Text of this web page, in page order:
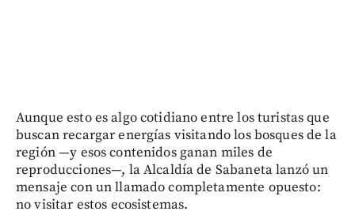
Aunque esto es algo cotidiano entre los turistas que
buscan recargar energías visitando los bosques de la
región —y esos contenidos ganan miles de
reproducciones—, la Alcaldía de Sabaneta lanzó un
mensaje con un llamado completamente opuesto:
no visitar estos ecosistemas.